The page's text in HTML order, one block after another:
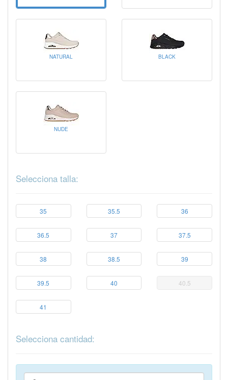
NATURAL BLACK
NUDE
Selecciona talla:
35 35.5 36
36.5 37 37.5
38 38.5 39
39.5 40 40.5
41
Selecciona cantidad: